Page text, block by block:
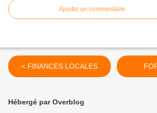
Ajouter un commentaire
< FINANCES LOCALES
Hébergé par Overblog